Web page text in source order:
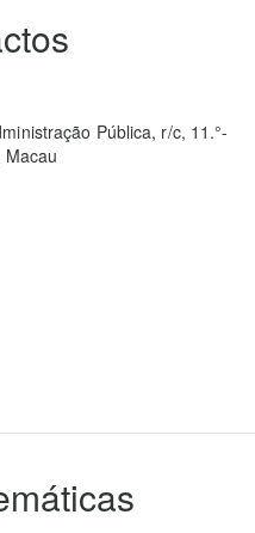
Pública, r/c, 11.°-
Macau